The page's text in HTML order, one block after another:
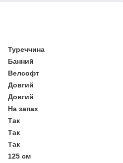
Туреччина
Банний
Велсофт
Довгий
Довгий
На запах
Так
Так
Так
125 см